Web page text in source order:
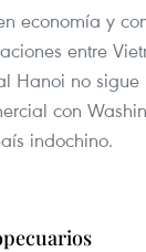
economía y
entre
Hanoi no
con
indochino.